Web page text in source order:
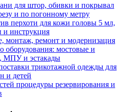
для штор, обивки и покрывал
и по погонному метру
перхоти для кожи головы 5 мл,
инструкция
монтаж, ремонт и модернизация
оборудования: мостовые и
МПУ и эстакады
трикотажной одежды для
и детей
процедуры резервирования и